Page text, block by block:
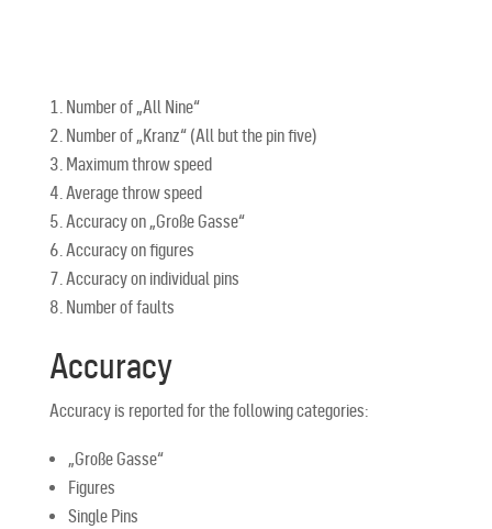
Number of „All Nine“
Number of „Kranz“ (All but the pin five)
Maximum throw speed
Average throw speed
Accuracy on „Große Gasse“
Accuracy on figures
Accuracy on individual pins
Number of faults
Accuracy
Accuracy is reported for the following categories:
„Große Gasse“
Figures
Single Pins